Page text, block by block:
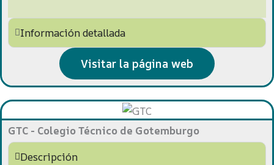
Información detallada
Visitar la página web
GTC - Colegio Técnico de Gotemburgo
Descripción